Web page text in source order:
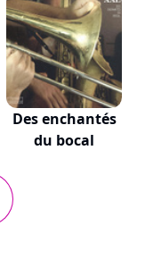
Des enchantés
du bocal